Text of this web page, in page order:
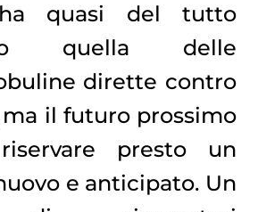
quasi del tutto
quella delle
dirette contro
il futuro prossimo
presto un
e anticipato. Un